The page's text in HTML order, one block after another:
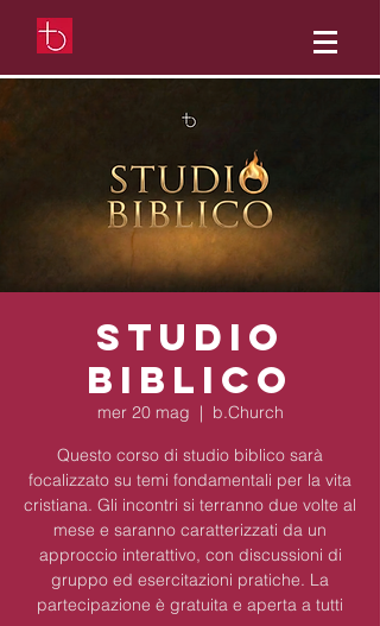
Studio
Biblico
mer 20 mag
  |
b.Church
Questo corso di studio biblico sarà
focalizzato su temi fondamentali per la vita
cristiana. Gli incontri si terranno due volte al
mese e saranno caratterizzati da un
approccio interattivo, con discussioni di
gruppo ed esercitazioni pratiche. La
partecipazione è gratuita e aperta a tutti